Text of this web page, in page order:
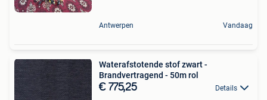
Antwerpen Vandaag
Waterafstotende stof zwart -
Brandvertragend - 50m rol
€ 775,25 Details